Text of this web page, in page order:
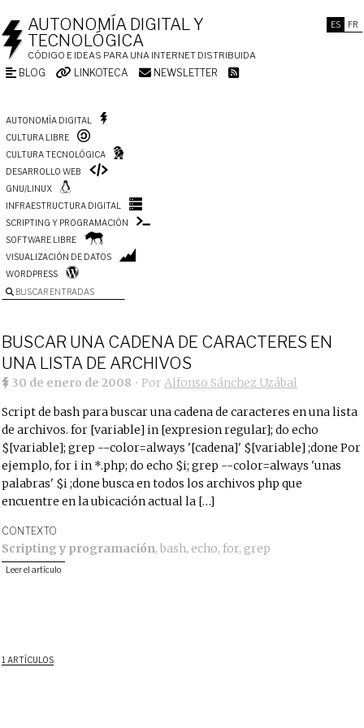
ES FR
AUTONOMÍA DIGITAL Y
TECNOLÓGICA
CÓDIGO E IDEAS PARA UNA INTERNET DISTRIBUIDA
BLOG LINKOTECA NEWSLETTER
AUTONOMÍA DIGITAL
CULTURA LIBRE
CULTURA TECNOLÓGICA
DESARROLLO WEB
GNU/LINUX
INFRAESTRUCTURA DIGITAL
SCRIPTING Y PROGRAMACIÓN
SOFTWARE LIBRE
VISUALIZACIÓN DE DATOS
WORDPRESS
BUSCAR ENTRADAS
BUSCAR UNA CADENA DE CARACTERES EN
UNA LISTA DE ARCHIVOS
30 de enero de 2008 • PorAlfonso Sánchez Uzábal
Script de bash para buscar una cadena de caracteres en una lista
de archivos. for [variable] in [expresion regular]; do echo
$[variable]; grep --color=always '[cadena]' $[variable] ;done Por
ejemplo, for i in *.php; do echo $i; grep --color=always 'unas
palabras' $i ;done busca en todos los archivos php que
encuentre en la ubicación actual la […]
CONTEXTO
Scripting y programación,bash, echo,for, grep
Leer el artículo
1 ARTÍCULOS